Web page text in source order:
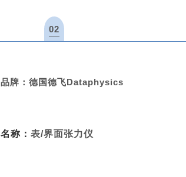
02
品牌：德国德飞Dataphysics
名称： 表/界面张力仪